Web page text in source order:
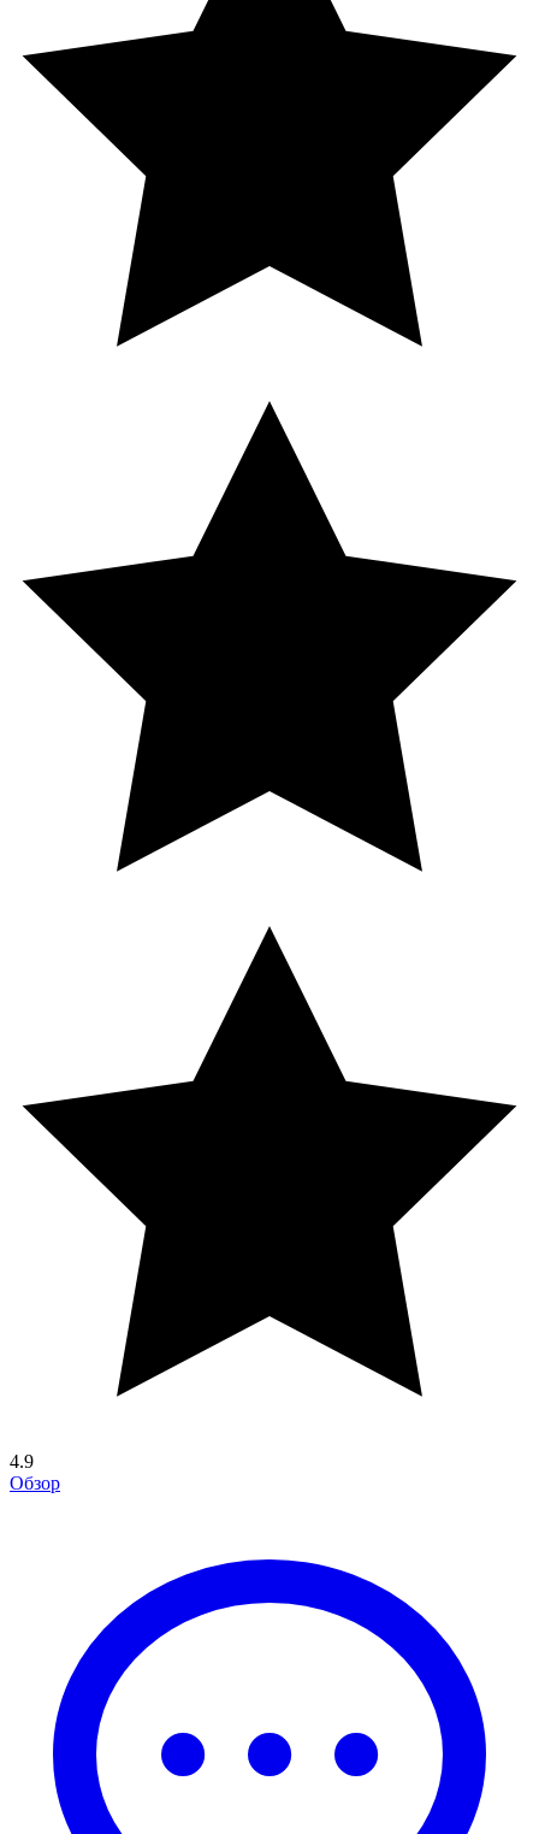
4.9
Обзор